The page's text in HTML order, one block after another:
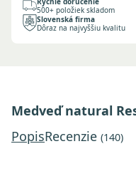
500+ položiek skladom
Slovenská firma
Dôraz na najvyššiu kvalitu
Medveď natural
PopisRecenzie (140)